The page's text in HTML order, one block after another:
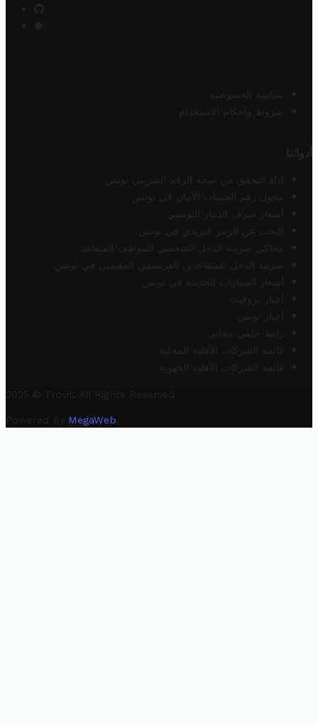
سياسة الخصوصية
شروط وأحكام الاستخدام
أدواتنا
أداة التحقق من صحة الرقم الضريبي تونس
محول رقم الحساب الآيبان في تونس
أسعار صرف الدينار التونسي
البحث عن الرمز البريدي في تونس
محاكي ضريبة الدخل الشخصي للموظف/المتقاعد
ضريبة الدخل للمتقاعدين الفرنسيين المقيمين في تونس
أسعار السيارات الجديدة في تونس
أخبار تروفيت
أخبار تونس
رابط خلفي مجاني
قائمة الشركات الأهلية المحلية
قائمة الشركات الأهلية الجهوية
2025 © Trovit. All Rights Reserved.
Powered By MegaWeb